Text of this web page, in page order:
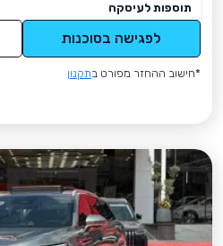
תוספות לעיסקה
לפגישה בסוכנות
*חישוב ההחזר מפורט בתקנון